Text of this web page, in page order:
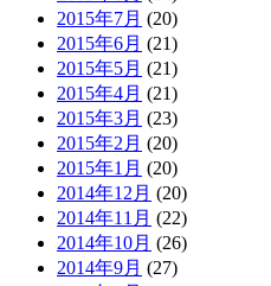
2015年7月 (20)
2015年6月 (21)
2015年5月 (21)
2015年4月 (21)
2015年3月 (23)
2015年2月 (20)
2015年1月 (20)
2014年12月 (20)
2014年11月 (22)
2014年10月 (26)
2014年9月 (27)